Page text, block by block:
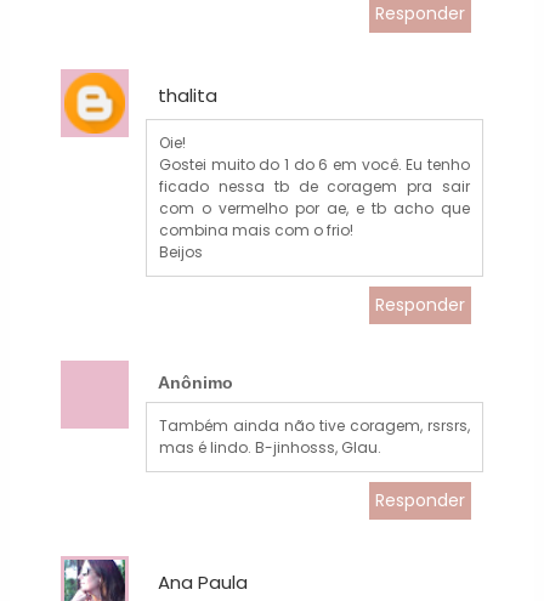
Responder
thalita
Oie!
Gostei muito do 1 do 6 em você. Eu tenho
ficado nessa tb de coragem pra sair
com o vermelho por ae, e tb acho que
combina mais com o frio!
Beijos
Responder
Anônimo
Também ainda não tive coragem, rsrsrs,
mas é lindo. B-jinhosss, Glau.
Responder
Ana Paula